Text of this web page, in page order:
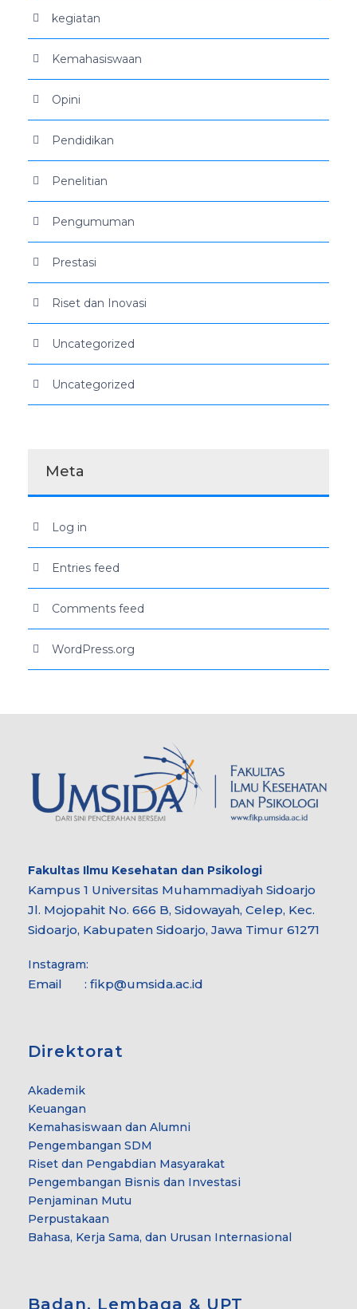
kegiatan
Kemahasiswaan
Opini
Pendidikan
Penelitian
Pengumuman
Prestasi
Riset dan Inovasi
Uncategorized
Uncategorized
Meta
Log in
Entries feed
Comments feed
WordPress.org
Fakultas Ilmu Kesehatan dan Psikologi
Kampus 1 Universitas Muhammadiyah Sidoarjo
Jl. Mojopahit No. 666 B, Sidowayah, Celep, Kec.
Sidoarjo, Kabupaten Sidoarjo, Jawa Timur 61271
Instagram:
Email : fikp@umsida.ac.id
Direktorat
Akademik
Keuangan
Kemahasiswaan dan Alumni
Pengembangan SDM
Riset dan Pengabdian Masyarakat
Pengembangan Bisnis dan Investasi
Penjaminan Mutu
Perpustakaan
Bahasa, Kerja Sama, dan Urusan Internasional
Badan, Lembaga & UPT